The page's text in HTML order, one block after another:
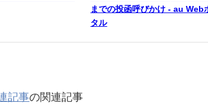
までの投函呼びかけ - au Web
タル
記事の関連記事